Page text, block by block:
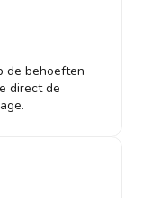
de behoeften
direct de